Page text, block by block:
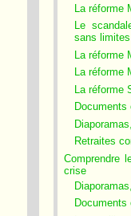
La réforme
Le
sans limites
La réforme
La réforme
La réforme
Documents
Retraites
Comprendre
crise
Documents